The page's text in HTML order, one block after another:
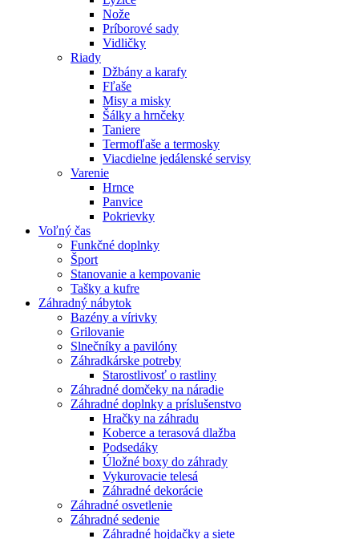
Nože
Príborové sady
Vidličky
Riady
Džbány a karafy
Fľaše
Misy a misky
Šálky a hrnčeky
Taniere
Termofľaše a termosky
Viacdielne jedálenské servisy
Varenie
Hrnce
Panvice
Pokrievky
Voľný čas
Funkčné doplnky
Šport
Stanovanie a kempovanie
Tašky a kufre
Záhradný nábytok
Bazény a vírivky
Grilovanie
Slnečníky a pavilóny
Záhradkárske potreby
Starostlivosť o rastliny
Záhradné domčeky na náradie
Záhradné doplnky a príslušenstvo
Hračky na záhradu
Koberce a terasová dlažba
Podsedáky
Úložné boxy do záhrady
Vykurovacie telesá
Záhradné dekorácie
Záhradné osvetlenie
Záhradné sedenie
Záhradné hojdačky a siete